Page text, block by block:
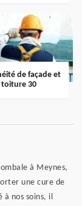
de façade et
toiture 30
à Meynes,
une cure de
nos soins, il